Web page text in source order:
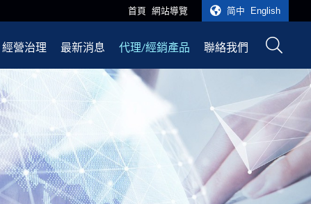
首頁 網站導覽 简中 English
經營治理 最新消息 代理/經銷產品 聯絡我們